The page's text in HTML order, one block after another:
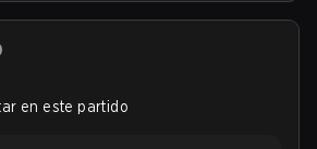
en este partido